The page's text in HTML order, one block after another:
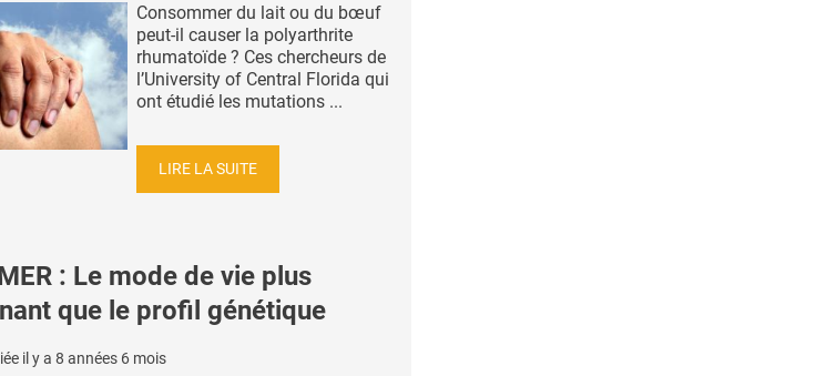
Consommer du lait ou du bœuf
peut-il causer la polyarthrite
rhumatoïde ? Ces chercheurs de
l’University of Central Florida qui
ont étudié les mutations ...
LIRE LA SUITE
: Le mode de vie plus
que le profil génétique
il y a 8 années 6 mois